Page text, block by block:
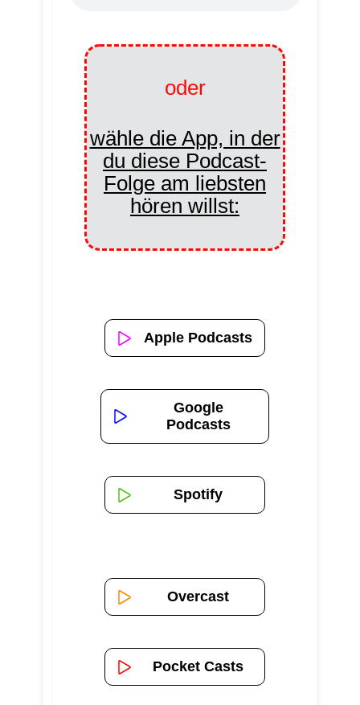
oder
wähle die App, in der
du diese Podcast-
Folge am liebsten
hören willst:
Apple Podcasts
Google
Podcasts
Spotify
Overcast
Pocket Casts